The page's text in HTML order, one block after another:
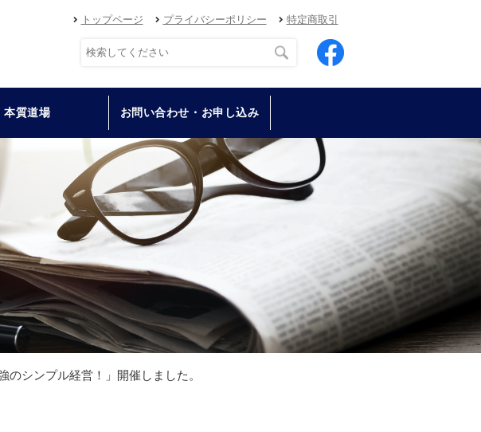
トップページ プライバシーポリシー 特定商取引
本質道場 お問い合わせ・お申し込み
シンプル経営！」開催しました。